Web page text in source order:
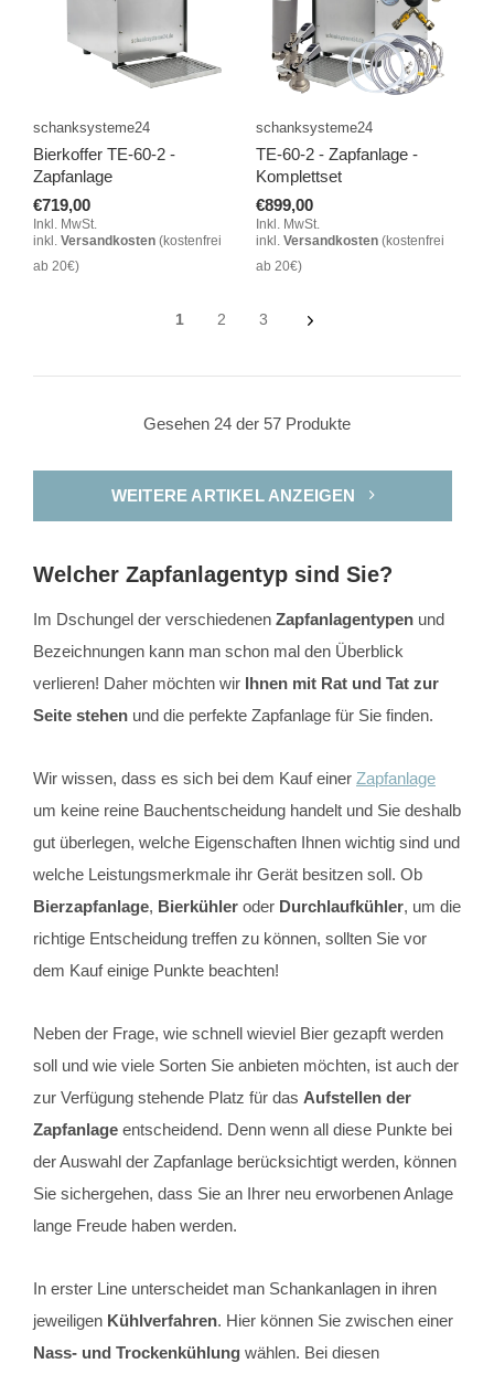
schanksysteme24
Bierkoffer TE-60-2 -
Zapfanlage
€719,00
Inkl. MwSt.
inkl. Versandkosten (kostenfrei
ab 20€)
schanksysteme24
TE-60-2 - Zapfanlage -
Komplettset
€899,00
Inkl. MwSt.
inkl. Versandkosten(kostenfrei
ab 20€)
1 2 3
Gesehen 24 der 57 Produkte
WEITERE ARTIKEL ANZEIGEN
Welcher Zapfanlagentyp sind Sie?
Im Dschungel der verschiedenen Zapfanlagentypen und
Bezeichnungen kann man schon mal den Überblick
verlieren! Daher möchten wir Ihnen mit Rat und Tat zur
Seite stehen und die perfekte Zapfanlage für Sie finden.
Wir wissen, dass es sich bei dem Kauf einer Zapfanlage
um keine reine Bauchentscheidung handelt und Sie deshalb
gut überlegen, welche Eigenschaften Ihnen wichtig sind und
welche Leistungsmerkmale ihr Gerät besitzen soll. Ob
Bierzapfanlage, Bierkühler oder Durchlaufkühler, um die
richtige Entscheidung treffen zu können, sollten Sie vor
dem Kauf einige Punkte beachten!
Neben der Frage, wie schnell wieviel Bier gezapft werden
soll und wie viele Sorten Sie anbieten möchten, ist auch der
zur Verfügung stehende Platz für das Aufstellen der
Zapfanlage entscheidend. Denn wenn all diese Punkte bei
der Auswahl der Zapfanlage berücksichtigt werden, können
Sie sichergehen, dass Sie an Ihrer neu erworbenen Anlage
lange Freude haben werden.
In erster Line unterscheidet man Schankanlagen in ihren
jeweiligen Kühlverfahren. Hier können Sie zwischen einer
Nass- und Trockenkühlung wählen. Bei diesen